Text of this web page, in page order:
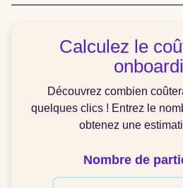
Calculez le
Découvrez combien
quelques clics ! Entrez le
obtenez une
Nombre de